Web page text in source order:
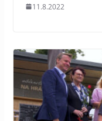
11.8.2022